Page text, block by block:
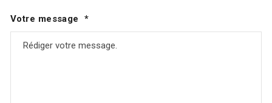
Votre message